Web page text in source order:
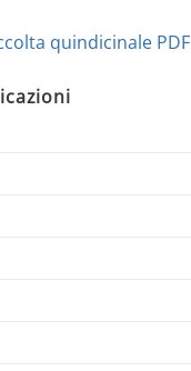
quindicinale PDF